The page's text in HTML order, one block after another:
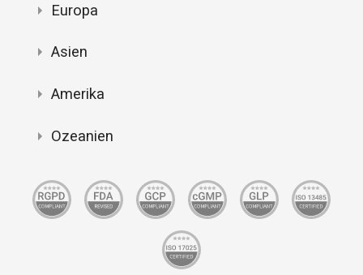
Europa
Asien
Amerika
Ozeanien